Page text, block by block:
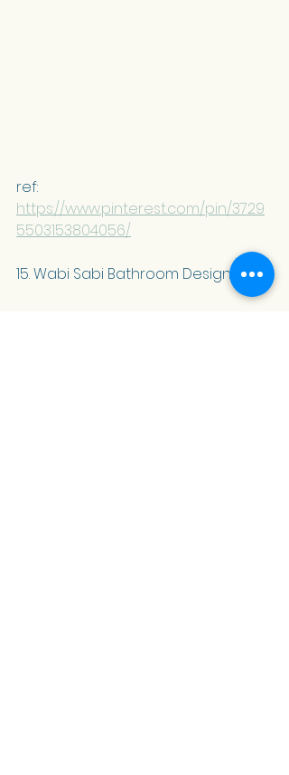
ref:
https://www.pinterest.com/pin/3729
5503153804056/
15. Wabi Sabi Bathroom Design